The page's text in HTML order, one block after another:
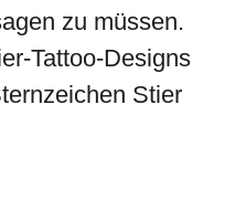
zu müssen.
Tattoo-Designs
Stier